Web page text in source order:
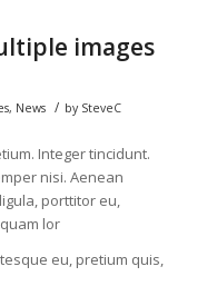
images
, News / by SteveC
Integer tincidunt.
nisi. Aenean
porttitor eu,
lor
eu, pretium quis,